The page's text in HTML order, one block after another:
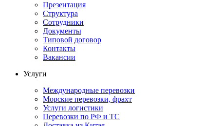
Презентация
Структура
Сотрудники
Документы
Типовой договор
Контакты
Вакансии
Услуги
Международные перевозки
Морские перевозки, фрахт
Услуги логистики
Перевозки по РФ и ТС